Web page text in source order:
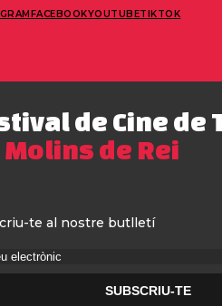
FACEBOOKYOUTUBETIKTOK
de Cine de
Molins de Rei
te al nostre butlletí